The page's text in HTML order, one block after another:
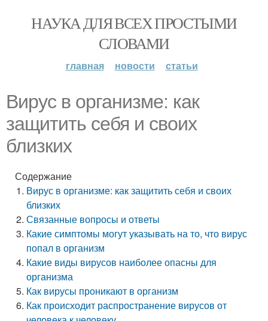
НАУКА ДЛЯ ВСЕХ ПРОСТЫМИ
СЛОВАМИ
главная новости статьи
Вирус в организме: как
защитить себя и своих
близких
Содержание
Вирус в организме: как защитить себя и своих
близких
Связанные вопросы и ответы
Какие симптомы могут указывать на то, что вирус
попал в организм
Какие виды вирусов наиболее опасны для
организма
Как вирусы проникают в организм
Как происходит распространение вирусов от